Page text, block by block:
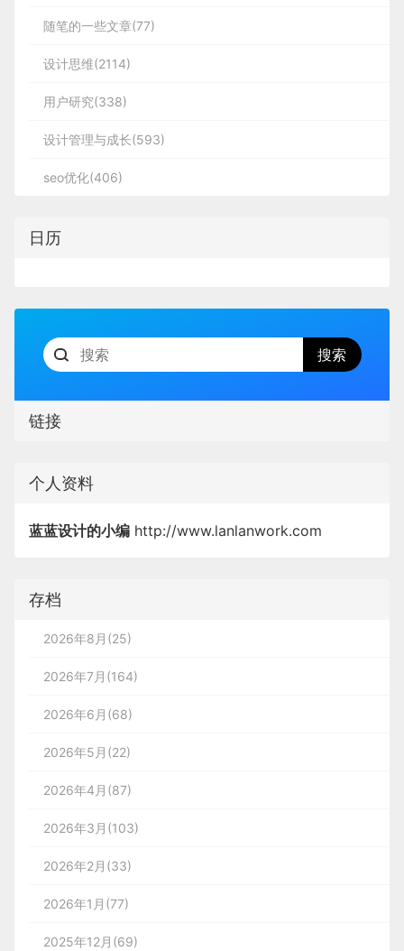
随笔的一些文章(77)
设计思维(2114)
用户研究(338)
设计管理与成长(593)
seo优化(406)
日历
链接
个人资料
蓝蓝设计的小编 http://www.lanlanwork.com
存档
2026年8月(25)
2026年7月(164)
2026年6月(68)
2026年5月(22)
2026年4月(87)
2026年3月(103)
2026年2月(33)
2026年1月(77)
2025年12月(69)